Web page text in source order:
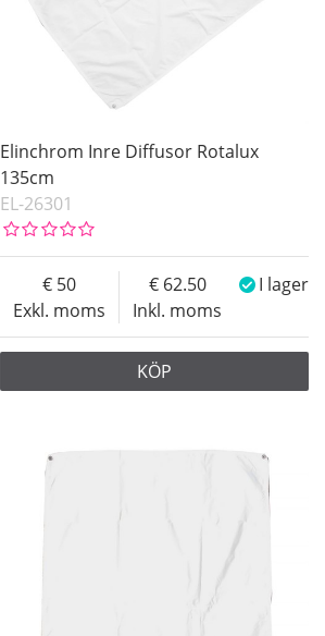
Elinchrom Inre Diffusor Rotalux
135cm
EL-26301
Exkl. moms
50
Inkl. moms
62.50 I lager
KÖP